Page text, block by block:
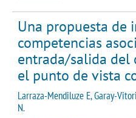
Una propuesta de
competencias
entrada/salida del
el punto de vista
Larraza-Mendiluze E, Garay-
N.